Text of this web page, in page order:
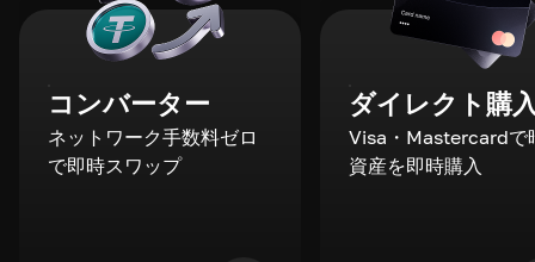
コンバーター
ネットワーク手数料ゼロ
で即時スワップ
ダイレクト購
Visa・Mastercardで
資産を即時購入